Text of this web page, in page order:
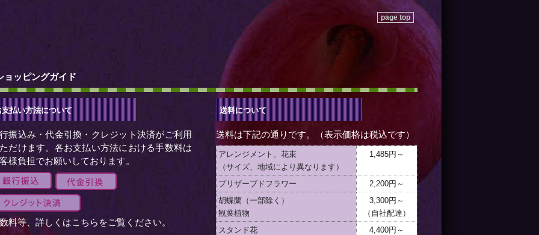
page top
ョッピングガイド
支払い方法について
振込み・代金引換・クレジット決済がご利用
だけます。各お支払い方法における手数料は
様負担でお願いしております。
料等、詳しくはこちら をご覧ください。
送料について
送料は下記の通りです。（表示価格は税込です）
アレンジメント、花束
（サイズ、地域により異なります）
1,485円～
プリザーブドフラワー
2,200円～
胡蝶蘭（一部除く）
観葉植物
3,300円～
（自社配達）
スタンド花
4,400円～